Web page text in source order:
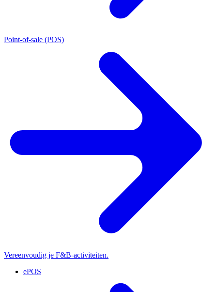
Point-of-sale (POS)
Vereenvoudig je F&B-activiteiten.
ePOS